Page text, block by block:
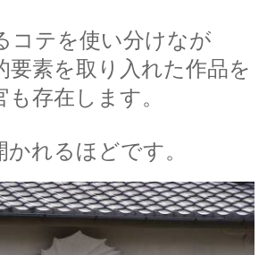
コテを使い分けなが
要素を取り入れた作品を
存在します。
れるほどです。